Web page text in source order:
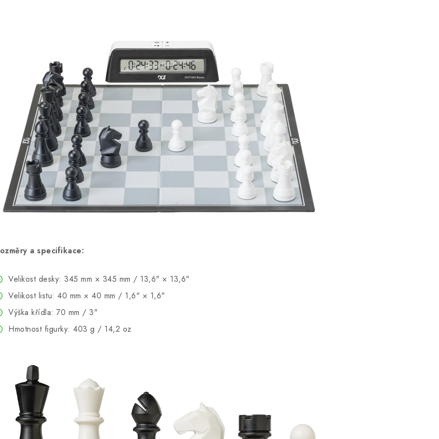
a specifikace:
Velikost desky: 345 mm × 345 mm / 13,6" × 13,6"
Velikost listu: 40 mm × 40 mm / 1,6" × 1,6"
Výška křídla: 70 mm / 3"
Hmotnost figurky: 403 g / 14,2 oz